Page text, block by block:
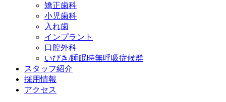
矯正歯科
小児歯科
入れ歯
インプラント
口腔外科
いびき/睡眠時無呼吸症候群
スタッフ紹介
採用情報
アクセス